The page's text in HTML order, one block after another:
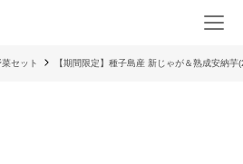
菜セット 【期間限定】種子島産 新じゃが＆熟成安納